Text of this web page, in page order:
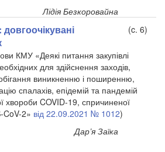
Лідія Безкоровайна
довгоочікувані
(c. 6)
КМУ «Деякі питання закупівлі
для здійснення заходів,
виникненню і поширенню,
спалахів, епідемій та пандемій
хвороби COVID-19, спричиненої
CoV-2» від 22.09.2021 № 1012)
Дар’я Заїка